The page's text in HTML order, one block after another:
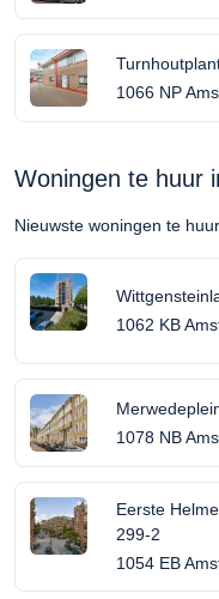
1066 NP
Woningen te huur
Nieuwste woningen te
1062 KB
1078 NB
Eerste
299-2
1054 EB